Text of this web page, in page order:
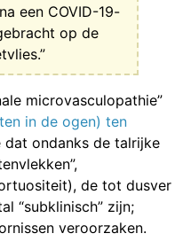
een COVID-19-
op de
microvasculopathie”
in de ogen) ten
dat ondanks de talrijke
de tot dusver
“subklinisch” zijn;
veroorzaken.